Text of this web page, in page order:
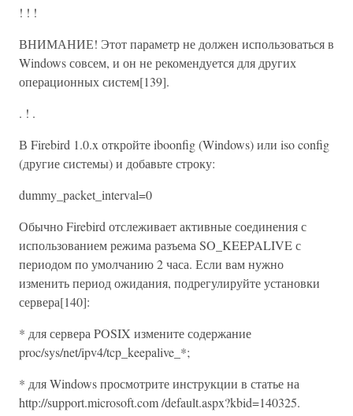
! ! !
ВНИМАНИЕ! Этот параметр не должен использоваться в
Windows совсем, и он не рекомендуется для других
операционных систем[139].
. ! .
В Firebird 1.0.x откройте iboonfig (Windows) или iso config
(другие системы) и добавьте строку:
dummy_packet_interval=0
Обычно Firebird отслеживает активные соединения с
использованием режима разъема SO_KEEPALIVE с
периодом по умолчанию 2 часа. Если вам нужно
изменить период ожидания, подрегулируйте установки
сервера[140]:
* для сервера POSIX измените содержание
proc/sys/net/ipv4/tcp_keepalive_*;
* для Windows просмотрите инструкции в статье на
http://support.microsoft.com /default.aspx?kbid=140325.